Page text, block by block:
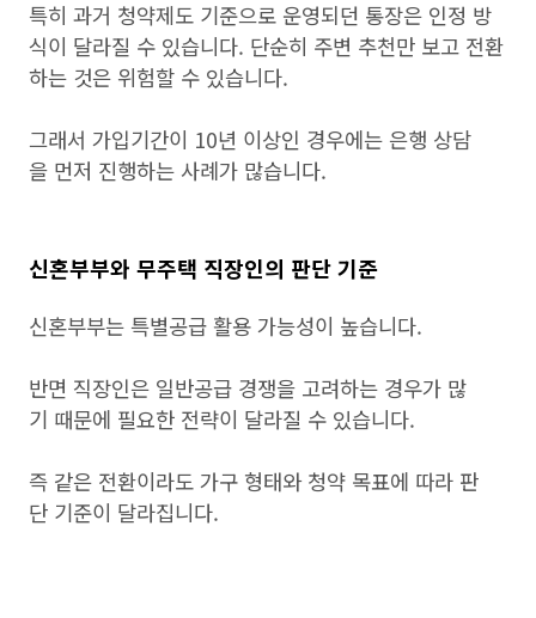
특히 과거 청약제도 기준으로 운영되던 통장은 인정 방
식이 달라질 수 있습니다. 단순히 주변 추천만 보고 전환
하는 것은 위험할 수 있습니다.
그래서 가입기간이 10년 이상인 경우에는 은행 상담
을 먼저 진행하는 사례가 많습니다.
신혼부부와 무주택 직장인의 판단 기준
신혼부부는 특별공급 활용 가능성이 높습니다.
반면 직장인은 일반공급 경쟁을 고려하는 경우가 많
기 때문에 필요한 전략이 달라질 수 있습니다.
즉 같은 전환이라도 가구 형태와 청약 목표에 따라 판
단 기준이 달라집니다.